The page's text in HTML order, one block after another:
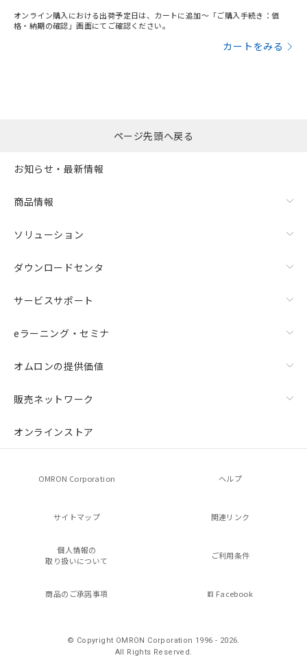
オンライン購入における出荷予定日は、カートに追加～「ご購入手続き：価
格・納期の確認」画面にてご確認ください。
カートをみる
ページ先頭へ戻る
お知らせ・最新情報
商品情報
ソリューション
ダウンロードセンタ
サービスサポート
eラーニング・セミナ
オムロンの提供価値
販売ネットワーク
オンラインストア
OMRON Corporation ヘルプ
サイトマップ 関連リンク
個人情報の
取り扱いについて
ご利用条件
商品のご承諾事項 Facebook
© Copyright OMRON Corporation 1996 - 2026.
All Rights Reserved.